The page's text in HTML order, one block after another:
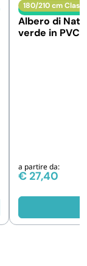
180/210 cm
Albero di
verde in PVC
a partire da:
€ 27,40